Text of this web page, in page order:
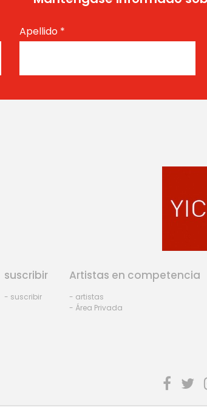
Apellido *
suscribir
- suscribir
Artistas en competencia
- artistas
- Área Privada